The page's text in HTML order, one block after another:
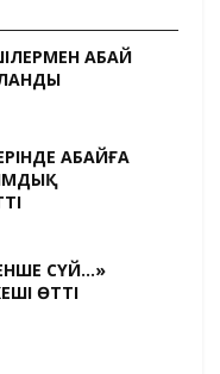
АБАЙ
АБАЙҒА
СҮЙ…»
ӨТТІ